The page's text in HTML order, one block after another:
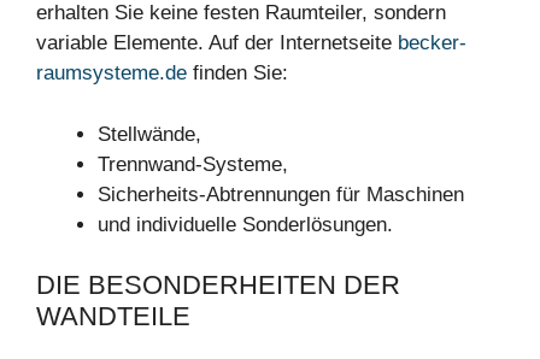
erhalten Sie keine festen Raumteiler, sondern
variable Elemente. Auf der Internetseite becker-
raumsysteme.de finden Sie:
Stellwände,
Trennwand-Systeme,
Sicherheits-Abtrennungen für Maschinen
und individuelle Sonderlösungen.
DIE BESONDERHEITEN DER
WANDTEILE